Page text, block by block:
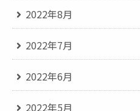
2022年8月
2022年7月
2022年6月
2022年5月